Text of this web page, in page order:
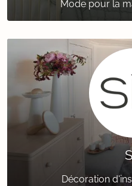
Mode pour la
Décoration